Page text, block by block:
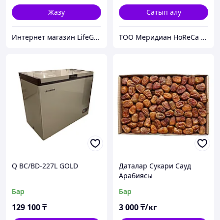
Жазу
Интернет магазин LifeGoods.kz
Сатып алу
ТОО Меридиан HoReCa KZ
Q BC/BD-227L GOLD
Бар
129 100₸
Даталар Сукари Сауд
Арабиясы
Бар
3 000₸/кг